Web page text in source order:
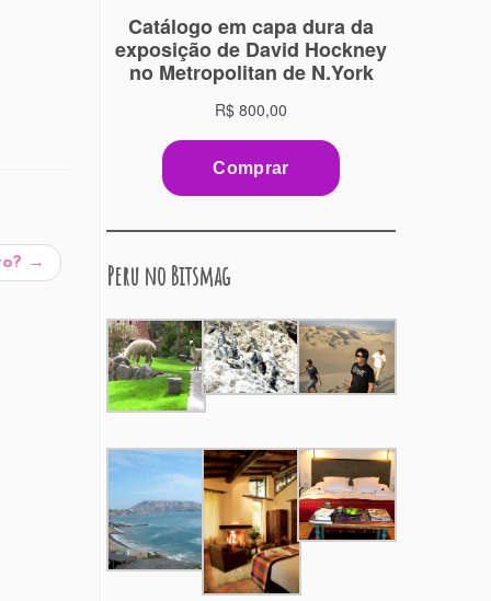
→ Peru no Bitsmag